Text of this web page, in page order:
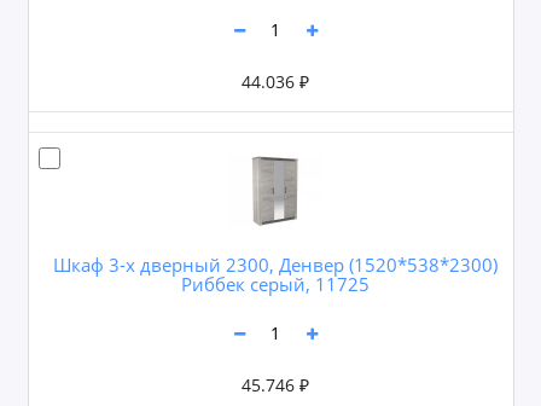
44.036 ₽
Шкаф 3-х дверный 2300, Денвер (1520*538*2300)
Риббек серый, 11725
45.746 ₽